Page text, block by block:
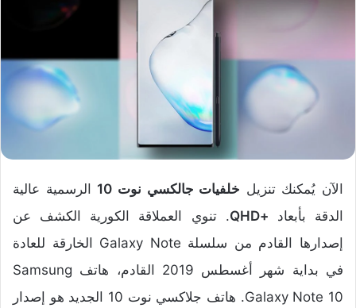
الآن يُمكنك تنزيل خلفيات جالكسي نوت 10
الرسمية عالية
الدقة بأبعاد +QHD
. تنوي العملاقة الكورية الكشف عن
إصدارها القادم من سلسلة Galaxy Note الخارقة للعادة
في بداية شهر أغسطس 2019 القادم، هاتف Samsung
Galaxy Note 10. هاتف جلاكسي نوت 10 الجديد هو إصدار